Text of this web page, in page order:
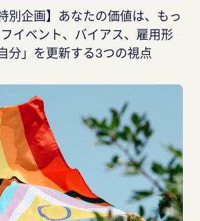
別企画】あなたの価値は、もっ
イベント、バイアス、雇用形
分」を更新する3つの視点